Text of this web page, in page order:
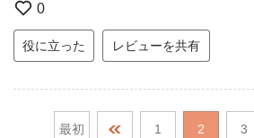
0
役に立った レビューを共有
最初 1 2 3